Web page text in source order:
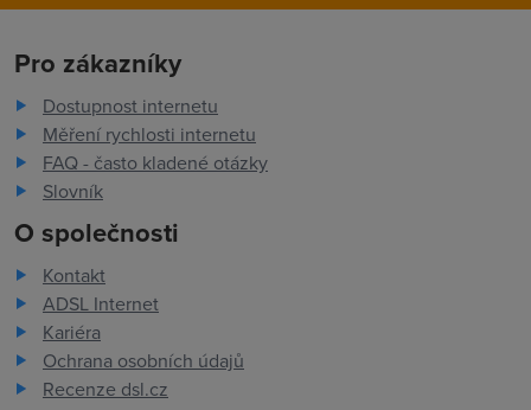
Pro zákazníky
Dostupnost internetu
Měření rychlosti internetu
FAQ - často kladené otázky
Slovník
O společnosti
Kontakt
ADSL Internet
Kariéra
Ochrana osobních údajů
Recenze dsl.cz